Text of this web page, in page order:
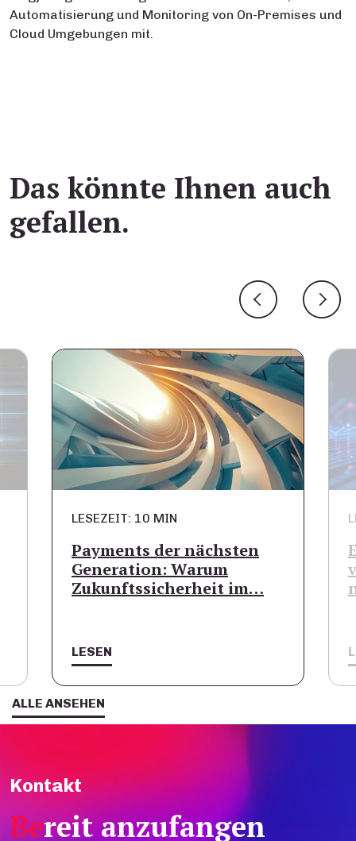
Automatisierung und Monitoring von On-Premises und
Cloud Umgebungen mit.
Das könnte Ihnen auch
gefallen.
ALLE ANSEHEN
LESEZEIT: 10 MIN
Payments der nächsten
Generation: Warum
Zukunftssicherheit im…
LESEN
Kontakt
Bereit anzufangen